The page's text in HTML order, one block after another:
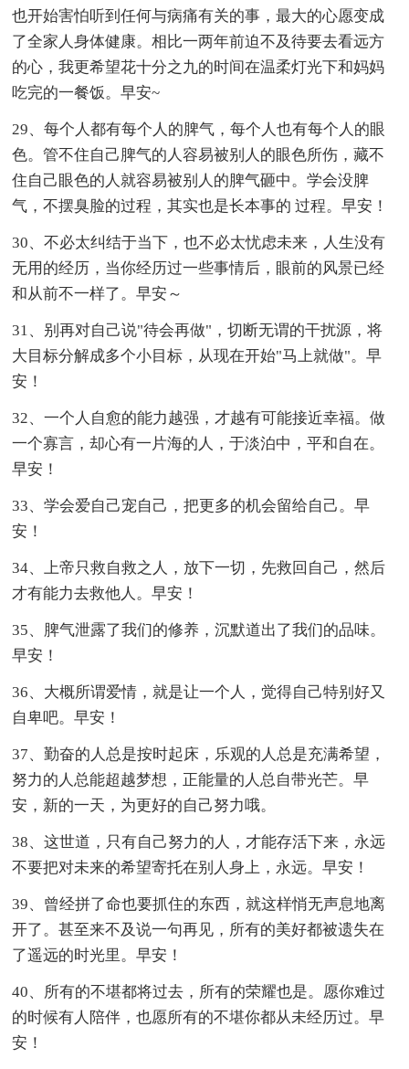
也开始害怕听到任何与病痛有关的事，最大的心愿变成
了全家人身体健康。相比一两年前迫不及待要去看远方
的心，我更希望花十分之九的时间在温柔灯光下和妈妈
吃完的一餐饭。早安~
29、每个人都有每个人的脾气，每个人也有每个人的眼
色。管不住自己脾气的人容易被别人的眼色所伤，藏不
住自己眼色的人就容易被别人的脾气砸中。学会没脾
气，不摆臭脸的过程，其实也是长本事的 过程。早安！
30、不必太纠结于当下，也不必太忧虑未来，人生没有
无用的经历，当你经历过一些事情后，眼前的风景已经
和从前不一样了。早安～
31、别再对自己说"待会再做"，切断无谓的干扰源，将
大目标分解成多个小目标，从现在开始"马上就做"。早
安！
32、一个人自愈的能力越强，才越有可能接近幸福。做
一个寡言，却心有一片海的人，于淡泊中，平和自在。
早安！
33、学会爱自己宠自己，把更多的机会留给自己。早
安！
34、上帝只救自救之人，放下一切，先救回自己，然后
才有能力去救他人。早安！
35、脾气泄露了我们的修养，沉默道出了我们的品味。
早安！
36、大概所谓爱情，就是让一个人，觉得自己特别好又
自卑吧。早安！
37、勤奋的人总是按时起床，乐观的人总是充满希望，
努力的人总能超越梦想，正能量的人总自带光芒。早
安，新的一天，为更好的自己努力哦。
38、这世道，只有自己努力的人，才能存活下来，永远
不要把对未来的希望寄托在别人身上，永远。早安！
39、曾经拼了命也要抓住的东西，就这样悄无声息地离
开了。甚至来不及说一句再见，所有的美好都被遗失在
了遥远的时光里。早安！
40、所有的不堪都将过去，所有的荣耀也是。愿你难过
的时候有人陪伴，也愿所有的不堪你都从未经历过。早
安！